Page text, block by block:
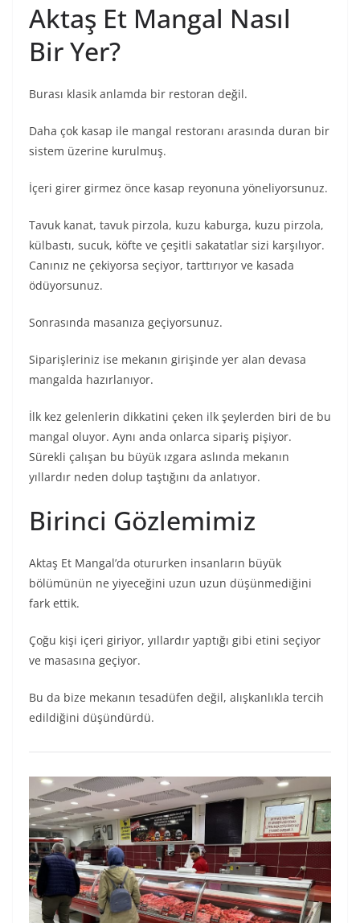
Aktaş Et Mangal Nasıl
Bir Yer?
Burası klasik anlamda bir restoran değil.
Daha çok kasap ile mangal restoranı arasında duran bir
sistem üzerine kurulmuş.
İçeri girer girmez önce kasap reyonuna yöneliyorsunuz.
Tavuk kanat, tavuk pirzola, kuzu kaburga, kuzu pirzola,
külbastı, sucuk, köfte ve çeşitli sakatatlar sizi karşılıyor.
Canınız ne çekiyorsa seçiyor, tarttırıyor ve kasada
ödüyorsunuz.
Sonrasında masanıza geçiyorsunuz.
Siparişleriniz ise mekanın girişinde yer alan devasa
mangalda hazırlanıyor.
İlk kez gelenlerin dikkatini çeken ilk şeylerden biri de bu
mangal oluyor. Aynı anda onlarca sipariş pişiyor.
Sürekli çalışan bu büyük ızgara aslında mekanın
yıllardır neden dolup taştığını da anlatıyor.
Birinci Gözlemimiz
Aktaş Et Mangal’da otururken insanların büyük
bölümünün ne yiyeceğini uzun uzun düşünmediğini
fark ettik.
Çoğu kişi içeri giriyor, yıllardır yaptığı gibi etini seçiyor
ve masasına geçiyor.
Bu da bize mekanın tesadüfen değil, alışkanlıkla tercih
edildiğini düşündürdü.